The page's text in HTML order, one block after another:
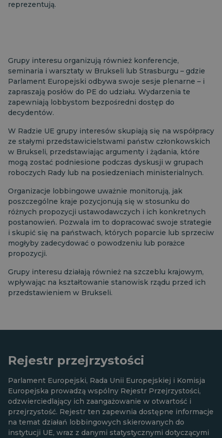
reprezentują.
Grupy interesu organizują również konferencje,
seminaria i warsztaty w Brukseli lub Strasburgu – gdzie
Parlament Europejski odbywa swoje sesje plenarne – i
zapraszają posłów do PE do udziału. Wydarzenia te
zapewniają lobbystom bezpośredni dostęp do
decydentów.
W Radzie UE grupy interesów skupiają się na współpracy
ze stałymi przedstawicielstwami państw członkowskich
w Brukseli, przedstawiając argumenty i żądania, które
mogą zostać podniesione podczas dyskusji w grupach
roboczych Rady lub na posiedzeniach ministerialnych.
Organizacje lobbingowe uważnie monitorują, jak
poszczególne kraje pozycjonują się w stosunku do
różnych propozycji ustawodawczych i ich konkretnych
postanowień. Pozwala im to dopracować swoje strategie
i skupić się na państwach, których poparcie lub sprzeciw
mogłyby zadecydować o powodzeniu lub porażce
propozycji.
Grupy interesu działają również na szczeblu krajowym,
wpływając na kształtowanie stanowisk rządu przed ich
przedstawieniem w Brukseli.
Rejestr przejrzystości
Parlament Europejski, Rada Unii Europejskiej i Komisja
Europejska prowadzą wspólny Rejestr Przejrzystości,
odzwierciedlający ich zaangażowanie w otwartość i
przejrzystość. Rejestr ten zapewnia dostępne informacje
na temat działań lobbingowych skierowanych do
instytucji UE, wraz z danymi statystycznymi dotyczącymi